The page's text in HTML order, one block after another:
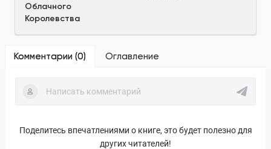
Облачного
Королевства
Комментарии (0) Оглавление
Поделитесь впечатлениями о книге, это будет полезно для
других читателей!